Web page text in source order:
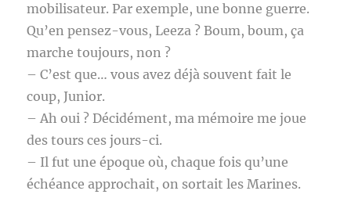
mobilisateur. Par exemple, une bonne guerre.
Qu’en pensez-vous, Leeza ? Boum, boum, ça
marche toujours, non ?
– C’est que… vous avez déjà souvent fait le
coup, Junior.
– Ah oui ? Décidément, ma mémoire me joue
des tours ces jours-ci.
– Il fut une époque où, chaque fois qu’une
échéance approchait, on sortait les Marines.